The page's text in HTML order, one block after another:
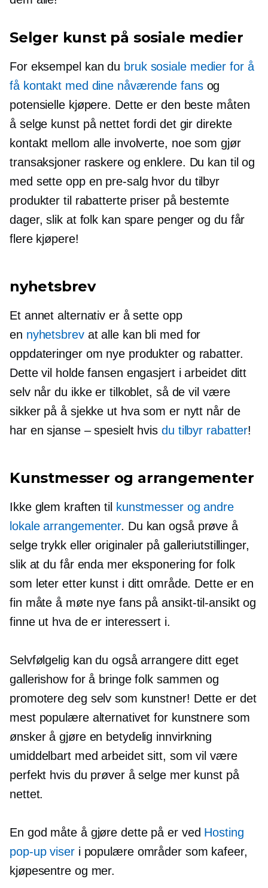
Selger kunst på sosiale medier
For eksempel kan du bruk sosiale medier for å
få kontakt med dine nåværende fansog
potensielle kjøpere. Dette er den beste måten
å selge kunst på nettet fordi det gir direkte
kontakt mellom alle involverte, noe som gjør
transaksjoner raskere og enklere. Du kan til og
med sette opp en pre-salg hvor du tilbyr
produkter til rabatterte priser på bestemte
dager, slik at folk kan spare penger og du får
flere kjøpere!
nyhetsbrev
Et annet alternativ er å sette opp
en nyhetsbrevat alle kan bli med for
oppdateringer om nye produkter og rabatter.
Dette vil holde fansen engasjert i arbeidet ditt
selv når du ikke er tilkoblet, så de vil være
sikker på å sjekke ut hva som er nytt når de
har en sjanse – spesielt hvis du tilbyr rabatter!
Kunstmesser og arrangementer
Ikke glem kraften til kunstmesser og andre
lokale arrangementer. Du kan også prøve å
selge trykk eller originaler på galleriutstillinger,
slik at du får enda mer eksponering for folk
som leter etter kunst i ditt område. Dette er en
fin måte å møte nye fans påansikt-til-ansiktog
finne ut hva de er interessert i.
Selvfølgelig kan du også arrangere ditt eget
gallerishow for å bringe folk sammen og
promotere deg selv som kunstner! Dette er det
mest populære alternativet for kunstnere som
ønsker å gjøre en betydelig innvirkning
umiddelbart med arbeidet sitt, som vil være
perfekt hvis du prøver å selge mer kunst på
nettet.
En god måte å gjøre dette på er ved Hosting
pop-upviseri populære områder som kafeer,
kjøpesentre og mer.